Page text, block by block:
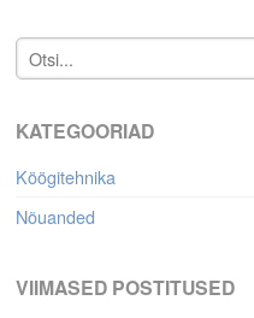
KATEGOORIAD
Köögitehnika
Nõuanded
VIIMASED POSTITUSED